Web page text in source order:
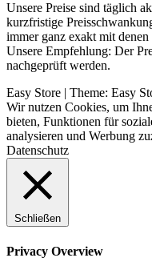
Unsere Preise sind täglich
kurzfristige
immer ganz exakt mit
Unsere Empfehlung: Der
nachgeprüft werden.
Easy Store | Theme: Easy
Wir nutzen Cookies, um
bieten, Funktionen für
analysieren und Werbung
Datenschutz
Schließen
Privacy Overview